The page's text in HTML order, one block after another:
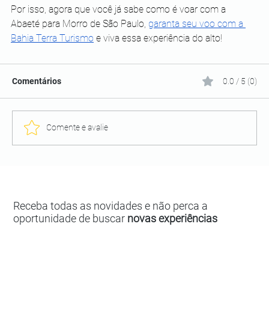
Por isso, agora que você já sabe como é voar com a
Abaeté para Morro de São Paulo, garanta seu voo com a
Bahia Terra Turismo e viva essa experiência do alto!
Comentários 0.0 / 5 (0)
Comente e avalie
Receba todas as novidades e não perca a
oportunidade de buscar novas experiências